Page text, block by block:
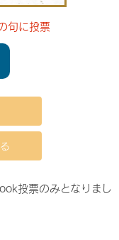
句に投票
投票のみとなりまし